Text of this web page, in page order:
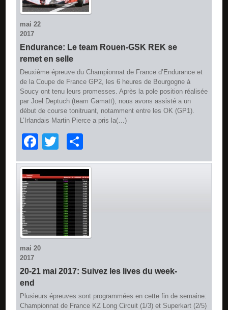
mai 22
2017
Endurance: Le team Rouen-GSK REK se
remet en selle
Deuxième épreuve du Championnat de France d’Endurance et
de la Coupe de France GP2, les 6 heures de Bourgogne à
Soucy ont tenu leurs promesses. Après la pole position réalisée
par Joel Deptuch (team Gamatt), nous avons assisté a un
début de course tonitruant, notamment entre les OK (GP1).
L’Irlandais Martin Pierce a pris la(…)
Facebook
Twitter
mai 20
2017
20-21 mai 2017: Suivez les lives du week-
end
Plusieurs épreuves sont programmées en cette fin de semaine:
Championnat de France KZ Long Circuit (1/3) et Superkart (2/5)